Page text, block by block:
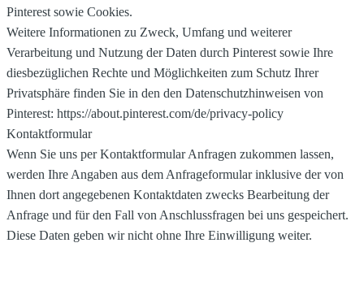
Pinterest sowie Cookies.
Weitere Informationen zu Zweck, Umfang und weiterer
Verarbeitung und Nutzung der Daten durch Pinterest sowie Ihre
diesbezüglichen Rechte und Möglichkeiten zum Schutz Ihrer
Privatsphäre finden Sie in den den Datenschutzhinweisen von
Pinterest: https://about.pinterest.com/de/privacy-policy
Kontaktformular
Wenn Sie uns per Kontaktformular Anfragen zukommen lassen,
werden Ihre Angaben aus dem Anfrageformular inklusive der von
Ihnen dort angegebenen Kontaktdaten zwecks Bearbeitung der
Anfrage und für den Fall von Anschlussfragen bei uns gespeichert.
Diese Daten geben wir nicht ohne Ihre Einwilligung weiter.